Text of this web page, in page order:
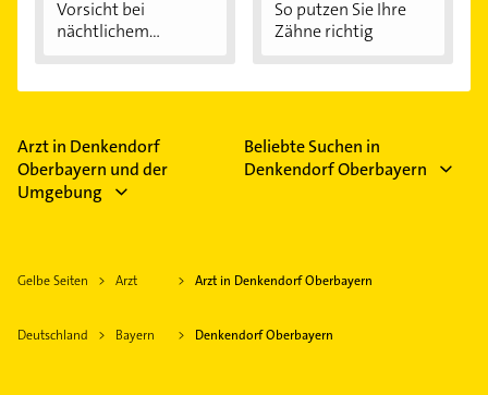
Vorsicht bei
nächtlichem
So putzen Sie Ihre
Zähne richtig
Arzt in Denkendorf
Oberbayern und der
Umgebung
Beliebte Suchen in
Denkendorf Oberbayern
Gelbe Seiten Arzt Arzt in Denkendorf Oberbayern
Deutschland Bayern Denkendorf Oberbayern